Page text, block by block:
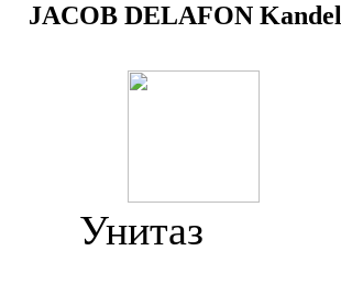
JACOB DELAFON Kandel
Унитаз